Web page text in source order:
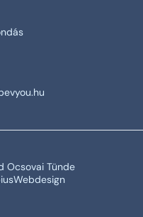
Ocsovai Tünde